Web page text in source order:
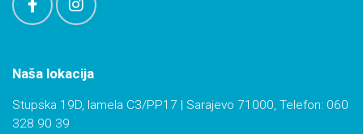
Naša lokacija
Stupska 19D, lamela C3/PP17 | Sarajevo 71000, Telefon: 060
328 90 39